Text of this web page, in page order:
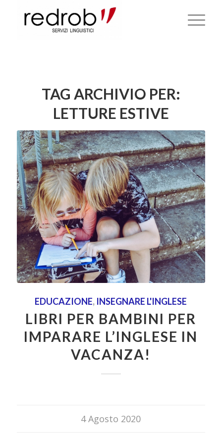
TAG ARCHIVIO PER:
LETTURE ESTIVE
EDUCAZIONE, INSEGNARE L'INGLESE
LIBRI PER BAMBINI PER
IMPARARE L’INGLESE IN
VACANZA!
4 Agosto 2020